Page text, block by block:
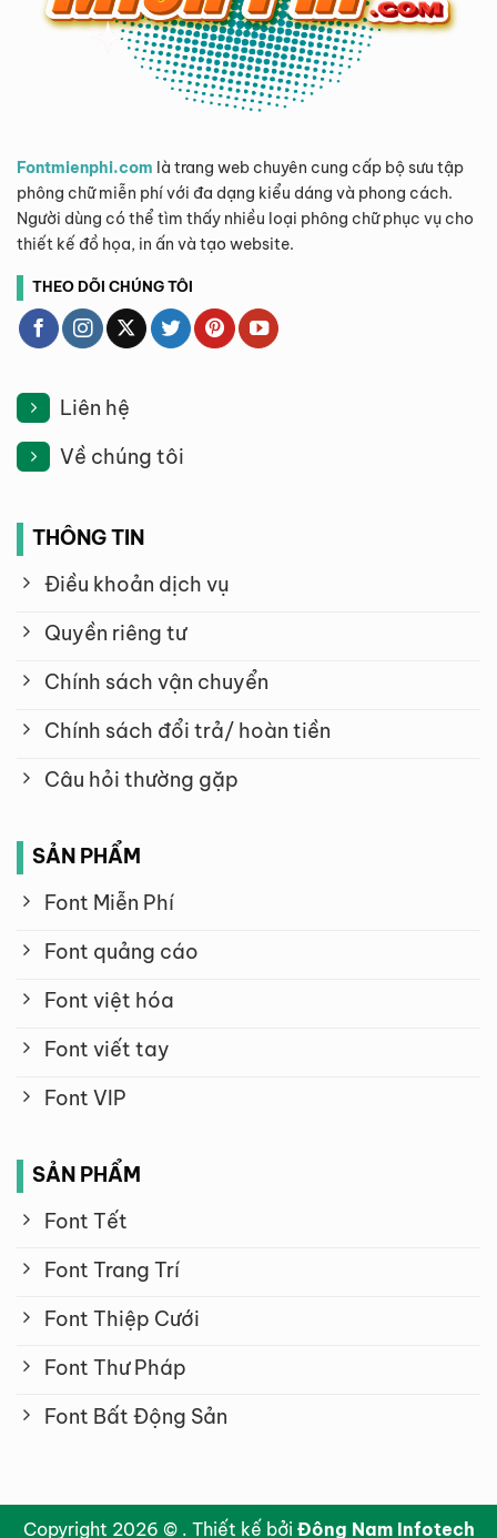
Fontmienphi.com là trang web chuyên cung cấp bộ sưu tập
phông chữ miễn phí với đa dạng kiểu dáng và phong cách.
Người dùng có thể tìm thấy nhiều loại phông chữ phục vụ cho
thiết kế đồ họa, in ấn và tạo website.
THEO DÕI CHÚNG TÔI
Liên hệ
Về chúng tôi
THÔNG TIN
Điều khoản dịch vụ
Quyền riêng tư
Chính sách vận chuyển
Chính sách đổi trả/ hoàn tiền
Câu hỏi thường gặp
SẢN PHẨM
Font Miễn Phí
Font quảng cáo
Font việt hóa
Font viết tay
Font VIP
SẢN PHẨM
Font Tết
Font Trang Trí
Font Thiệp Cưới
Font Thư Pháp
Font Bất Động Sản
Copyright 2026 © . Thiết kế bởi Đông Nam Infotech